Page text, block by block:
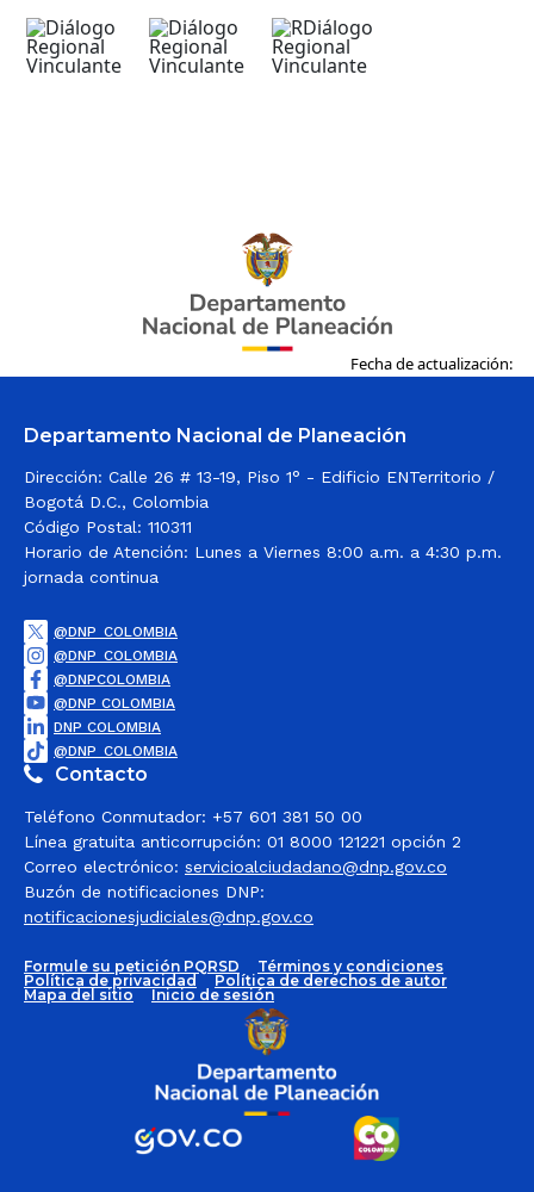
Tumaco quiere hacer
parte del Plan Nacional
Diálogos Regionales
Vinculantes
Desde esta región generaron ideas​​ ante el
Nacional de Desarrollo.
La vicepresidenta Francia Márquez invita a
los habitantes del Pacífico Nariñense a los
Diálogos Regionales VinculantesFecha de actualización:
Departamento Nacional de Planeación
Dirección: Calle 26 # 13-19, Piso 1° - Edificio ENTerritorio /
Bogotá D.C., Colombia
Código Postal: 110311
Horario de Atención: Lunes a Viernes 8:00 a.m. a 4:30 p.m.
jornada continua
@DNP_COLOMBIA
@DNP_COLOMBIA
@DNPCOLOMBIA
@DNP COLOMBIA
DNP COLOMBIA
@DNP_COLOMBIA
Contacto
Teléfono Conmutador: +57 601 381 50 00
Línea gratuita anticorrupción: 01 8000 121221 opción 2
Correo electrónico: servicioalciudadano@dnp.gov.co
Buzón de notificaciones DNP:
notificacionesjudiciales@dnp.gov.co
Formule su petición PQRSD
Términos y condiciones
Política de privacidad
Política de derechos de autor
Mapa del sitio
Inicio de sesión